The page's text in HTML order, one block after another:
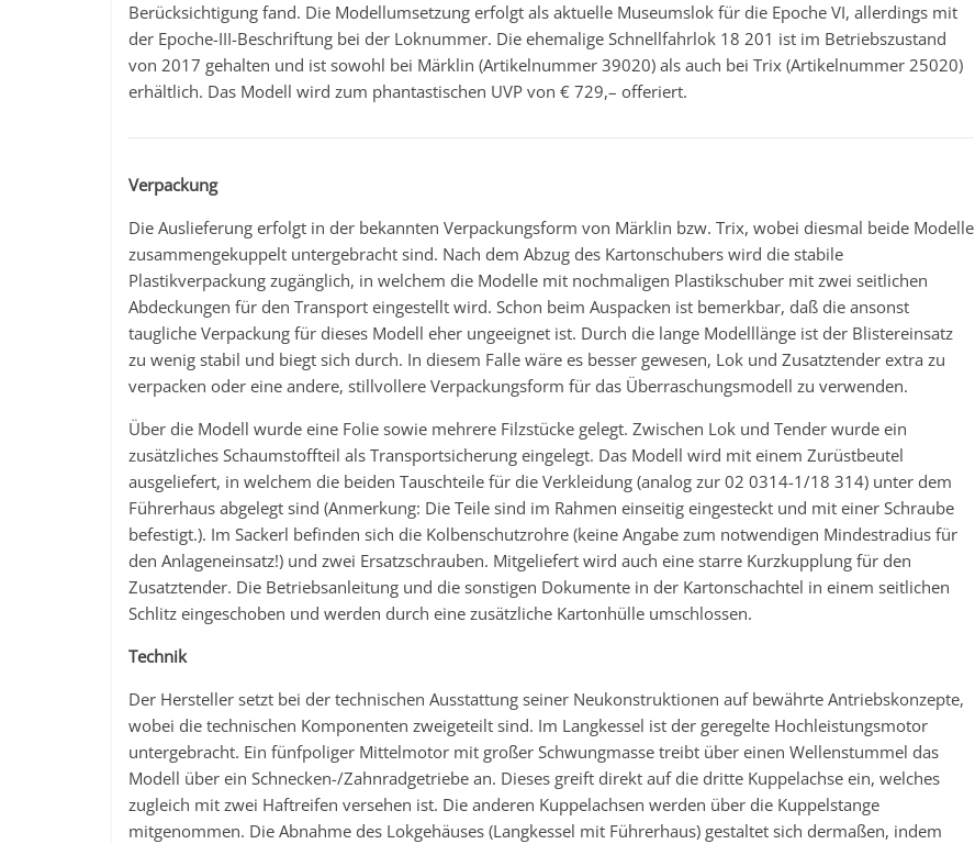
Berücksichtigung fand. Die Modellumsetzung erfolgt als aktuelle Museumslok für die Epoche VI, allerdings mit
der Epoche-III-Beschriftung bei der Loknummer. Die ehemalige Schnellfahrlok 18 201 ist im Betriebszustand
von 2017 gehalten und ist sowohl bei Märklin (Artikelnummer 39020) als auch bei Trix (Artikelnummer 25020)
erhältlich. Das Modell wird zum phantastischen UVP von € 729,– offeriert.
Verpackung
Die Auslieferung erfolgt in der bekannten Verpackungsform von Märklin bzw. Trix, wobei diesmal beide Modelle
zusammengekuppelt untergebracht sind. Nach dem Abzug des Kartonschubers wird die stabile
Plastikverpackung zugänglich, in welchem die Modelle mit nochmaligen Plastikschuber mit zwei seitlichen
Abdeckungen für den Transport eingestellt wird. Schon beim Auspacken ist bemerkbar, daß die ansonst
taugliche Verpackung für dieses Modell eher ungeeignet ist. Durch die lange Modelllänge ist der Blistereinsatz
zu wenig stabil und biegt sich durch. In diesem Falle wäre es besser gewesen, Lok und Zusatztender extra zu
verpacken oder eine andere, stillvollere Verpackungsform für das Überraschungsmodell zu verwenden.
Über die Modell wurde eine Folie sowie mehrere Filzstücke gelegt. Zwischen Lok und Tender wurde ein
zusätzliches Schaumstoffteil als Transportsicherung eingelegt. Das Modell wird mit einem Zurüstbeutel
ausgeliefert, in welchem die beiden Tauschteile für die Verkleidung (analog zur 02 0314-1/18 314) unter dem
Führerhaus abgelegt sind (Anmerkung: Die Teile sind im Rahmen einseitig eingesteckt und mit einer Schraube
befestigt.). Im Sackerl befinden sich die Kolbenschutzrohre (keine Angabe zum notwendigen Mindestradius für
den Anlageneinsatz!) und zwei Ersatzschrauben. Mitgeliefert wird auch eine starre Kurzkupplung für den
Zusatztender. Die Betriebsanleitung und die sonstigen Dokumente in der Kartonschachtel in einem seitlichen
Schlitz eingeschoben und werden durch eine zusätzliche Kartonhülle umschlossen.
Technik
Der Hersteller setzt bei der technischen Ausstattung seiner Neukonstruktionen auf bewährte Antriebskonzepte,
wobei die technischen Komponenten zweigeteilt sind. Im Langkessel ist der geregelte Hochleistungsmotor
untergebracht. Ein fünfpoliger Mittelmotor mit großer Schwungmasse treibt über einen Wellenstummel das
Modell über ein Schnecken-/Zahnradgetriebe an. Dieses greift direkt auf die dritte Kuppelachse ein, welches
zugleich mit zwei Haftreifen versehen ist. Die anderen Kuppelachsen werden über die Kuppelstange
mitgenommen. Die Abnahme des Lokgehäuses (Langkessel mit Führerhaus) gestaltet sich dermaßen, indem